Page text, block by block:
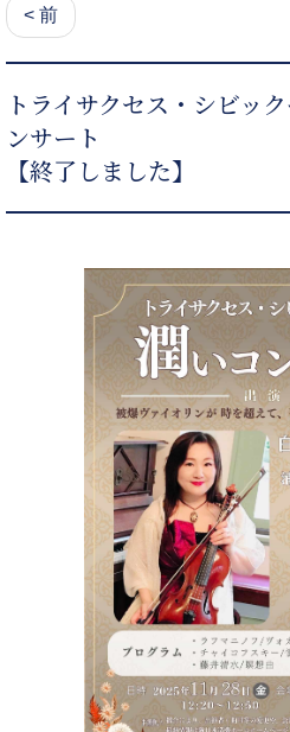
< 前
トライサクセス・シビッ
ンサート
【終了しました】